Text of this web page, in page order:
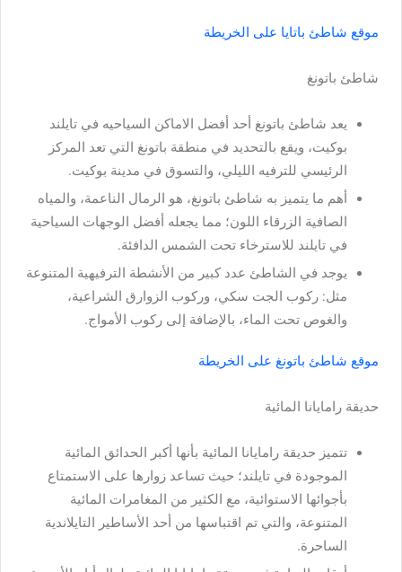
موقع شاطئ باتايا على الخريطة
شاطئ باتونغ
يعد شاطئ باتونغ أحد أفضل الاماكن السياحيه في تايلند
بوكيت، ويقع بالتحديد في منطقة باتونغ التي تعد المركز
الرئيسي للترفيه الليلي، والتسوق في مدينة بوكيت.
أهم ما يتميز به شاطئ باتونغ، هو الرمال الناعمة، والمياه
الصافية الزرقاء اللون؛ مما يجعله أفضل الوجهات السياحية
في تايلند للاسترخاء تحت الشمس الدافئة.
يوجد في الشاطئ عدد كبير من الأنشطة الترفيهية المتنوعة
مثل: ركوب الجت سكي، وركوب الزوارق الشراعية،
والغوص تحت الماء، بالإضافة إلى ركوب الأمواج.
موقع شاطئ باتونغ على الخريطة
حديقة رامايانا المائية
تتميز حديقة رامايانا المائية بأنها أكبر الحدائق المائية
الموجودة في تايلند؛ حيث تساعد زوارها على الاستمتاع
بأجوائها الاستوائية، مع الكثير من المغامرات المائية
المتنوعة، والتي تم اقتباسها من أحد الأساطير التايلاندية
الساحرة.